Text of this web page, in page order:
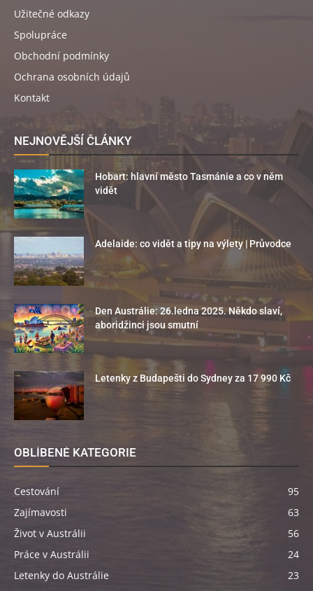
Užitečné odkazy
Spolupráce
Obchodní podmínky
Ochrana osobních údajů
Kontakt
NEJNOVĚJŠÍ ČLÁNKY
Hobart: hlavní město Tasmánie a co v něm
vidět
Adelaide: co vidět a tipy na výlety | Průvodce
Den Austrálie: 26.ledna 2025. Někdo slaví,
aboridžinci jsou smutní
Letenky z Budapešti do Sydney za 17 990 Kč
OBLÍBENÉ KATEGORIE
Cestování
95
Zajímavosti
63
Život v Austrálii
56
Práce v Austrálii
24
Letenky do Austrálie
23